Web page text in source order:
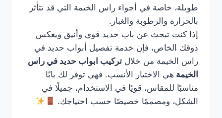
طويلة، خاصة في أجواء راس الخيمة التي قد تتأثر
بالحرارة والرطوبة والغبار.
إذا كنت تبحث عن باب حديد قوي وأنيق ويعكس
ذوقك الخاص، فإن خدمة تفصيل أبواب حديد في
راس الخيمة من خلال تركيب ابواب حديد في راس
الخيمة هي الاختيار الأنسب. فهي توفر لك بابًا
مناسبًا للمقاس، قويًا في الاستخدام، جميلًا في
الشكل، ومصممًا خصيصًا حسب احتياجك.